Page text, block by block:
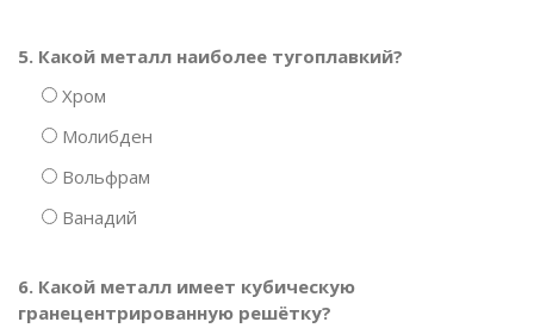
5. Какой металл наиболее тугоплавкий?
Хром
Молибден
Вольфрам
Ванадий
6. Какой металл имеет кубическую
гранецентрированную решётку?